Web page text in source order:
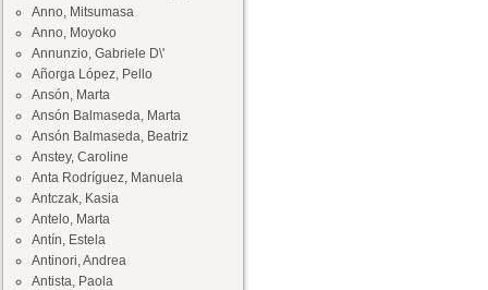
Anno, Mitsumasa
Anno, Moyoko
Annunzio, Gabriele D\'
Añorga López, Pello
Ansón, Marta
Ansón Balmaseda, Marta
Ansón Balmaseda, Beatriz
Anstey, Caroline
Anta Rodríguez, Manuela
Antczak, Kasia
Antelo, Marta
Antín, Estela
Antinori, Andrea
Antista, Paola